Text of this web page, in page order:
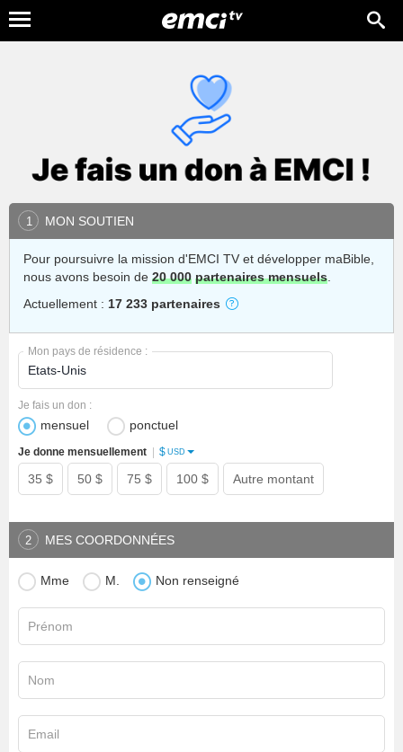
1 MON SOUTIEN
Pour poursuivre la mission d'EMCI TV et développer maBible,
nous avons besoin de 20 000 partenaires mensuels.
Actuellement : 17 233 partenaires
Mon pays de résidence :
mensuel ponctuel
Je fais un don :
35 $ 50 $ 75 $ 100 $ Autre montant
Je donne mensuellement $ USD
2 MES COORDONNÉES
Mme M. Non renseigné
Prénom
Nom
Email